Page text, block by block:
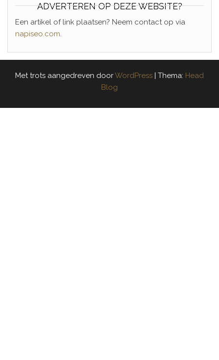
ADVERTEREN OP DEZE WEBSITE?
Een artikel of link plaatsen? Neem contact op via
napiseo.com.
Met trots aangedreven doorWordPress | Thema: Head
Blog